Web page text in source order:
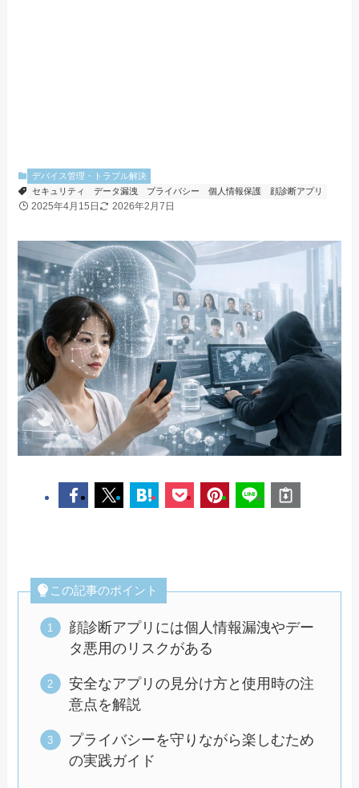
デバイス管理・トラブル解決
セキュリティ
データ漏洩 プライバシー 個人情報保護 顔診断アプリ
2025年4月15日 2026年2月7日
この記事のポイント
顔診断アプリには個人情報漏洩やデー
タ悪用のリスクがある
安全なアプリの見分け方と使用時の注
意点を解説
プライバシーを守りながら楽しむため
の実践ガイド